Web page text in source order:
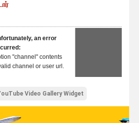
an error
"channel" contents
channel or user url.
Video Gallery Widget